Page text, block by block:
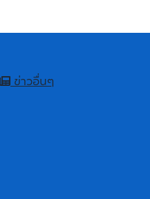
ข่าวอื่นๆ